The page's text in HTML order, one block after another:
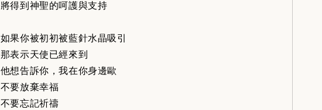
將得到神聖的呵護與支持
如果你被初初被藍針水晶吸引
那表示天使已經來到
他想告訴你，我在你身邊歐
不要放棄幸福
不要忘記祈禱